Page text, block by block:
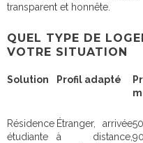
transparent et honnête.
QUEL TYPE DE
VOTRE SITUATION
Solution Profil adapté
Résidence
étudiante
Étranger, arrivée
à distance,